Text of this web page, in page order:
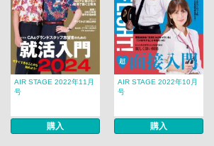
AIR STAGE 2022年11月
号
購入
AIR STAGE 2022年10月
号
購入